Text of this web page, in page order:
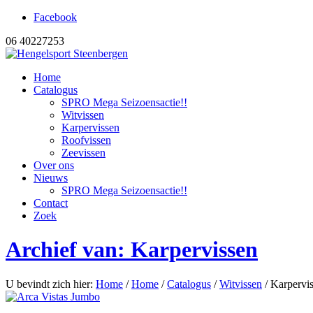
Facebook
06 40227253
Home
Catalogus
SPRO Mega Seizoensactie!!
Witvissen
Karpervissen
Roofvissen
Zeevissen
Over ons
Nieuws
SPRO Mega Seizoensactie!!
Contact
Zoek
Archief van: Karpervissen
U bevindt zich hier: Home / Home / Catalogus / Witvissen /